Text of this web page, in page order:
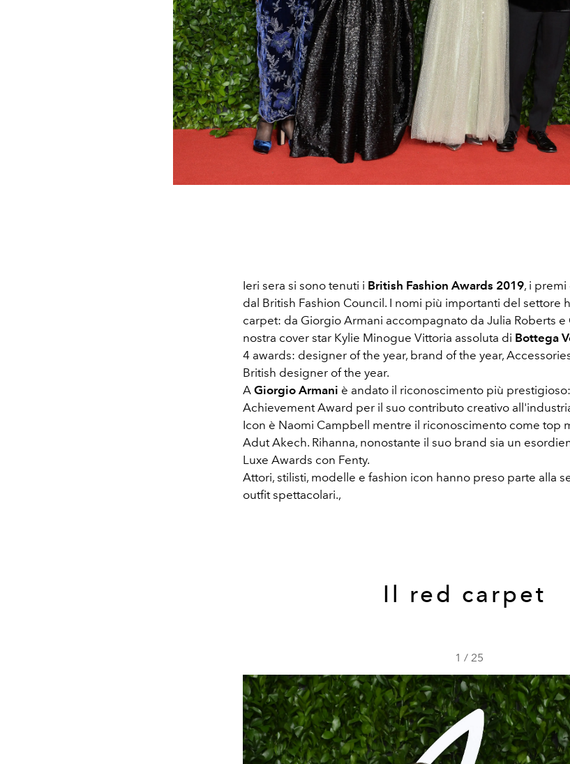
Ieri sera si sono tenuti i British Fashion Awards 2019, i
dal British Fashion Council. I nomi più importanti del settore
carpet: da Giorgio Armani accompagnato da Julia Roberts e
nostra cover star Kylie Minogue Vittoria assoluta di Bottega
4 awards: designer of the year, brand of the year,
British designer of the year.
A Giorgio Armani è andato il riconoscimento più
Achievement Award per il suo contributo creativo
Icon è Naomi Campbell mentre il riconoscimento come top
Adut Akech. Rihanna, nonostante il suo brand sia un
Luxe Awards con Fenty.
Attori, stilisti, modelle e fashion icon hanno preso parte alla
outfit spettacolari.,
Il red carpet
1 / 25